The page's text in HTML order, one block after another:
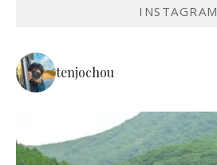
INSTAGRAM
tenjochou